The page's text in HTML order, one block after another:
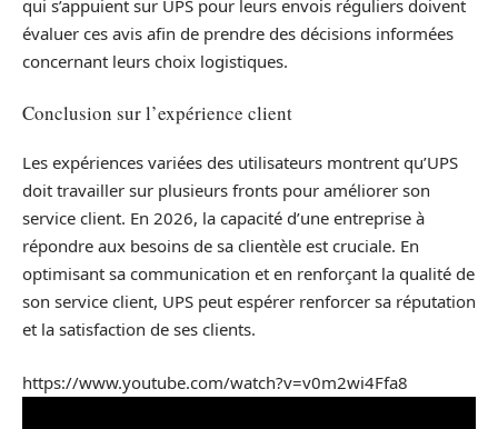
qui s’appuient sur UPS pour leurs envois réguliers doivent
évaluer ces avis afin de prendre des décisions informées
concernant leurs choix logistiques.
Conclusion sur l’expérience client
Les expériences variées des utilisateurs montrent qu’UPS
doit travailler sur plusieurs fronts pour améliorer son
service client. En 2026, la capacité d’une entreprise à
répondre aux besoins de sa clientèle est cruciale. En
optimisant sa communication et en renforçant la qualité de
son service client, UPS peut espérer renforcer sa réputation
et la satisfaction de ses clients.
https://www.youtube.com/watch?v=v0m2wi4Ffa8